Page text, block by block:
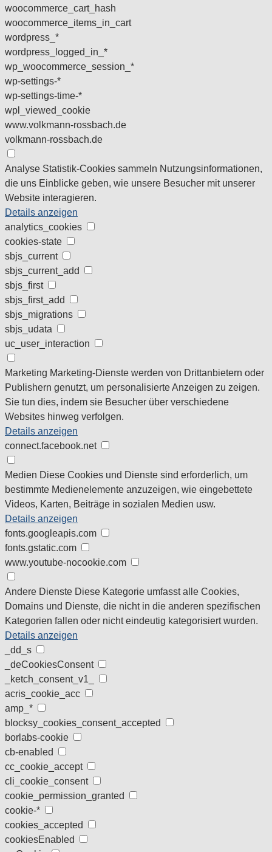
woocommerce_cart_hash
woocommerce_items_in_cart
wordpress_*
wordpress_logged_in_*
wp_woocommerce_session_*
wp-settings-*
wp-settings-time-*
wpl_viewed_cookie
www.volkmann-rossbach.de
volkmann-rossbach.de
Analyse Statistik-Cookies sammeln Nutzungsinformationen,
die uns Einblicke geben, wie unsere Besucher mit unserer
Website interagieren.
Details anzeigen
analytics_cookies
cookies-state
sbjs_current
sbjs_current_add
sbjs_first
sbjs_first_add
sbjs_migrations
sbjs_udata
uc_user_interaction
Marketing Marketing-Dienste werden von Drittanbietern oder
Publishern genutzt, um personalisierte Anzeigen zu zeigen.
Sie tun dies, indem sie Besucher über verschiedene
Websites hinweg verfolgen.
Details anzeigen
connect.facebook.net
Medien Diese Cookies und Dienste sind erforderlich, um
bestimmte Medienelemente anzuzeigen, wie eingebettete
Videos, Karten, Beiträge in sozialen Medien usw.
Details anzeigen
fonts.googleapis.com
fonts.gstatic.com
www.youtube-nocookie.com
Andere Dienste Diese Kategorie umfasst alle Cookies,
Domains und Dienste, die nicht in die anderen spezifischen
Kategorien fallen oder nicht eindeutig kategorisiert wurden.
Details anzeigen
_dd_s
_deCookiesConsent
_ketch_consent_v1_
acris_cookie_acc
amp_*
blocksy_cookies_consent_accepted
borlabs-cookie
cb-enabled
cc_cookie_accept
cli_cookie_consent
cookie_permission_granted
cookie-*
cookies_accepted
cookiesEnabled